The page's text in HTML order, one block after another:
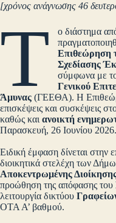
[χρόνος ανάγνωσης 46
Τ ο διάστημα
Επιθεώρηση
Σχεδίασης
σύμφωνα με
Γενικού
Άμυνας (ΓΕΕΘΑ). Η
επισκέψεις και συσκέψεις
καθώς και ανοικτή
Παρασκευή, 26 Ιουνίου 2026.
Ειδική έμφαση δίνεται στην
διοικητικά στελέχη των
Αποκεντρωμένης
προώθηση της απόφασης του
λειτουργία δικτύου
ΟΤΑ Α’ βαθμού.